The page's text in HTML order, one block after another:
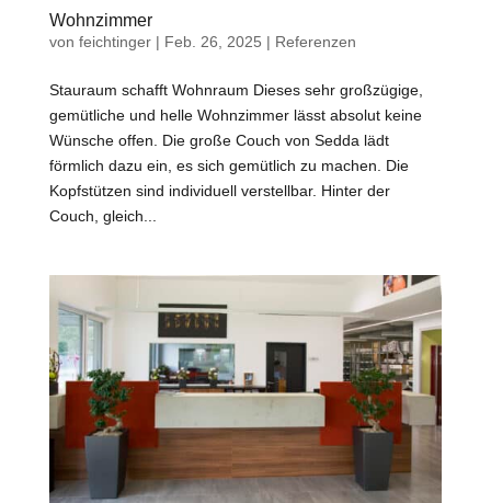
Wohnzimmer
von feichtinger| Feb. 26, 2025 | Referenzen
Stauraum schafft Wohnraum Dieses sehr großzügige,
gemütliche und helle Wohnzimmer lässt absolut keine
Wünsche offen. Die große Couch von Sedda lädt
förmlich dazu ein, es sich gemütlich zu machen. Die
Kopfstützen sind individuell verstellbar. Hinter der
Couch, gleich...